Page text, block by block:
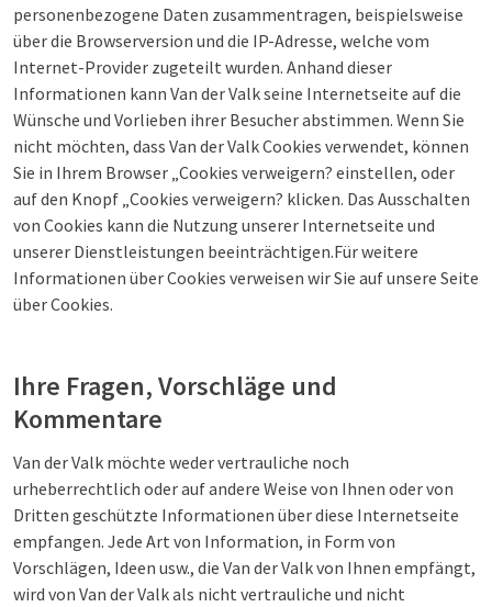
personenbezogene Daten zusammentragen, beispielsweise
über die Browserversion und die IP-Adresse, welche vom
Internet-Provider zugeteilt wurden. Anhand dieser
Informationen kann Van der Valk seine Internetseite auf die
Wünsche und Vorlieben ihrer Besucher abstimmen. Wenn Sie
nicht möchten, dass Van der Valk Cookies verwendet, können
Sie in Ihrem Browser „Cookies verweigern? einstellen, oder
auf den Knopf „Cookies verweigern? klicken. Das Ausschalten
von Cookies kann die Nutzung unserer Internetseite und
unserer Dienstleistungen beeinträchtigen.Für weitere
Informationen über Cookies verweisen wir Sie auf unsere Seite
über Cookies.
Ihre Fragen, Vorschläge und
Kommentare
Van der Valk möchte weder vertrauliche noch
urheberrechtlich oder auf andere Weise von Ihnen oder von
Dritten geschützte Informationen über diese Internetseite
empfangen. Jede Art von Information, in Form von
Vorschlägen, Ideen usw., die Van der Valk von Ihnen empfängt,
wird von Van der Valk als nicht vertrauliche und nicht